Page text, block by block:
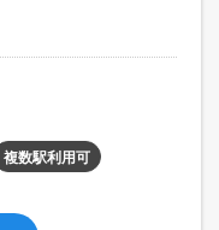
複数駅利用可